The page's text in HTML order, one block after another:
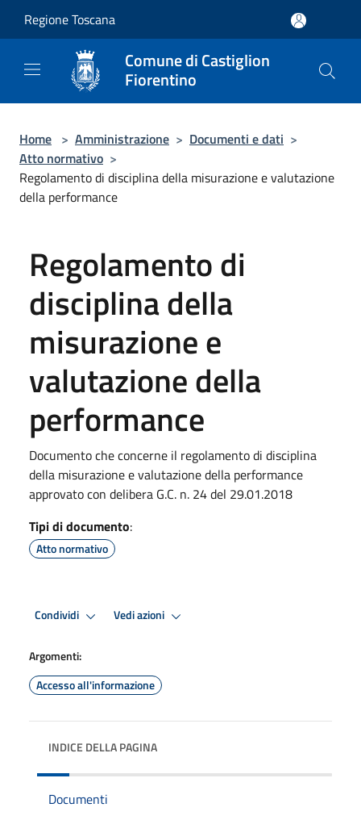
Regione Toscana
Comune di Castiglion
Fiorentino
Home > Amministrazione > Documenti e dati >
Atto normativo >
Regolamento di disciplina della misurazione e valutazione
della performance
Regolamento di
disciplina della
misurazione e
valutazione della
performance
Documento che concerne il regolamento di disciplina
della misurazione e valutazione della performance
approvato con delibera G.C. n. 24 del 29.01.2018
Tipi di documento:
Atto normativo
Condividi Vedi azioni
Argomenti:
Accesso all'informazione
INDICE DELLA PAGINA
Documenti